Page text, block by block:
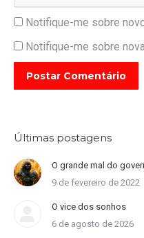
Notifique-me sobre
Notifique-me sobre
Postar Comentário
Últimas postagens
O grande mal do
9 de fevereiro de 2022
O vice dos sonhos
6 de agosto de 2026